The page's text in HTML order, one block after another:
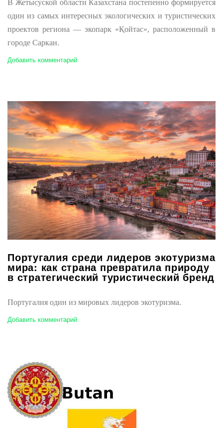
В Жетысуской области Казахстана постепенно формируется
один из самых интересных экологических и туристических
проектов региона — экопарк «Қойтас», расположенный в
городе Саркан.
Добавить комментарий
Португалия среди лидеров экотуризма
мира: как страна превратила природу
в стратегический туристический бренд
Португалия один из мировых лидеров экотуризма.
Добавить комментарий